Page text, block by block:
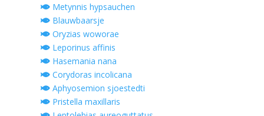
Metynnis hypsauchen
Blauwbaarsje
Oryzias woworae
Leporinus affinis
Hasemania nana
Corydoras incolicana
Aphyosemion sjoestedti
Pristella maxillaris